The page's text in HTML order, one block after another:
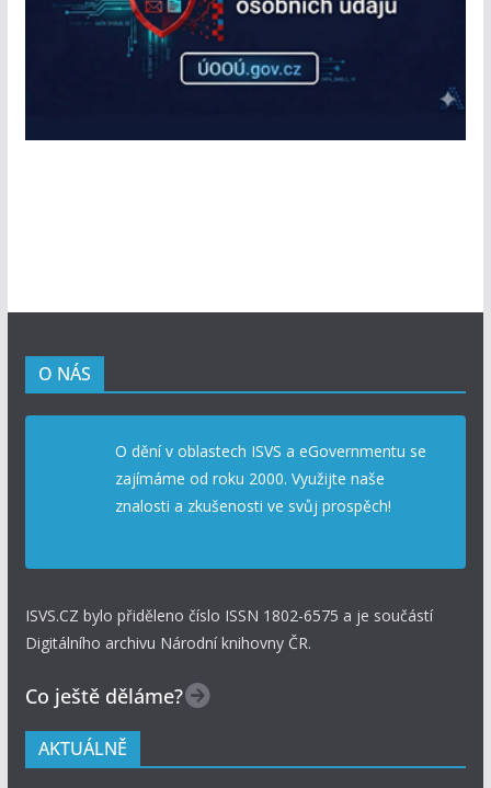
O NÁS
O dění v oblastech ISVS a eGovernmentu se
zajímáme od roku 2000. Využijte naše
znalosti a zkušenosti ve svůj prospěch!
ISVS.CZ bylo přiděleno číslo ISSN 1802-6575 a je součástí
Digitálního archivu Národní knihovny ČR.
Co ještě děláme?
AKTUÁLNĚ